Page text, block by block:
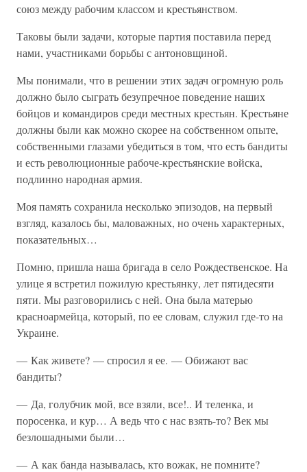
союз между рабочим классом и крестьянством.
Таковы были задачи, которые партия поставила перед
нами, участниками борьбы с антоновщиной.
Мы понимали, что в решении этих задач огромную роль
должно было сыграть безупречное поведение наших
бойцов и командиров среди местных крестьян. Крестьяне
должны были как можно скорее на собственном опыте,
собственными глазами убедиться в том, что есть бандиты
и есть революционные рабоче-крестьянские войска,
подлинно народная армия.
Моя память сохранила несколько эпизодов, на первый
взгляд, казалось бы, маловажных, но очень характерных,
показательных…
Помню, пришла наша бригада в село Рождественское. На
улице я встретил пожилую крестьянку, лет пятидесяти
пяти. Мы разговорились с ней. Она была матерью
красноармейца, который, по ее словам, служил где-то на
Украине.
— Как живете? — спросил я ее. — Обижают вас
бандиты?
— Да, голубчик мой, все взяли, все!.. И теленка, и
поросенка, и кур… А ведь что с нас взять-то? Век мы
безлошадными были…
— А как банда называлась, кто вожак, не помните?